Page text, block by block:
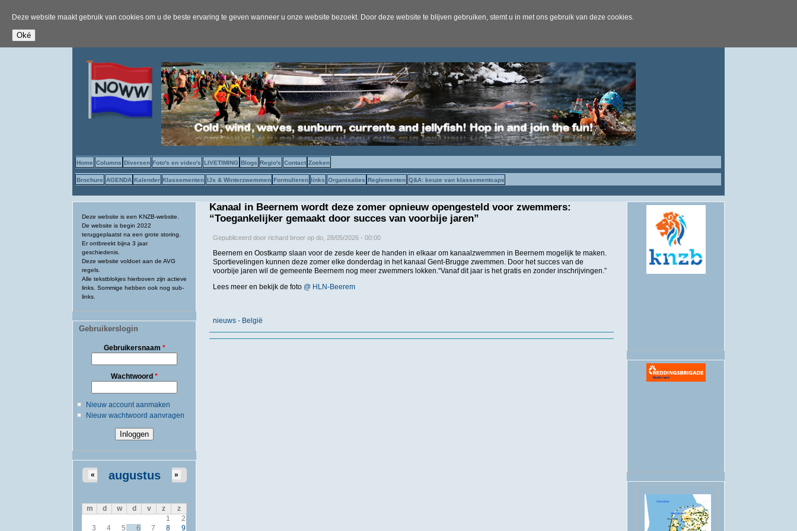
Deze website maakt gebruik van cookies om u de beste ervaring te geven wanneer u onze website bezoekt. Door deze website te blijven gebruiken, stemt u in met ons gebruik van deze cookies.
Home Columns Diversen Foto's en video's LIVETIMING Blogs Regio's Contact Zoeken
Brochure AGENDA Kalender Klassementen IJs & Winterzwemmen Formulieren links Organisaties Reglementen Q&A: keuze van klassementcaps
Deze website is een KNZB-website.
De website is begin 2022
teruggeplaatst na een grote storing.
Er ontbreekt bijna 3 jaar
geschiedenis.
Deze website voldoet aan de AVG
regels.
Alle tekstblokjes hierboven zijn actieve
links. Sommige hebben ook nog sub-
links.
Gebruikerslogin
Gebruikersnaam *
Wachtwoord *
Nieuw account aanmaken
Nieuw wachtwoord aanvragen
augustus
« »
m d w d v z
z
1
2
3
4 5 6 7 8
9
Kanaal in Beernem wordt deze zomer opnieuw opengesteld voor zwemmers:
“Toegankelijker gemaakt door succes van voorbije jaren”
Gepubliceerd door richard broerop do, 28/05/2026 - 00:00
Beernem en Oostkamp slaan voor de zesde keer de handen in elkaar om kanaalzwemmen in Beernem mogelijk te maken.
Sportievelingen kunnen deze zomer elke donderdag in het kanaal Gent-Brugge zwemmen. Door het succes van de
voorbije jaren wil de gemeente Beernem nog meer zwemmers lokken.“Vanaf dit jaar is het gratis en zonder inschrijvingen.”
Lees meer en bekijk de foto @ HLN-Beerem
nieuws - België